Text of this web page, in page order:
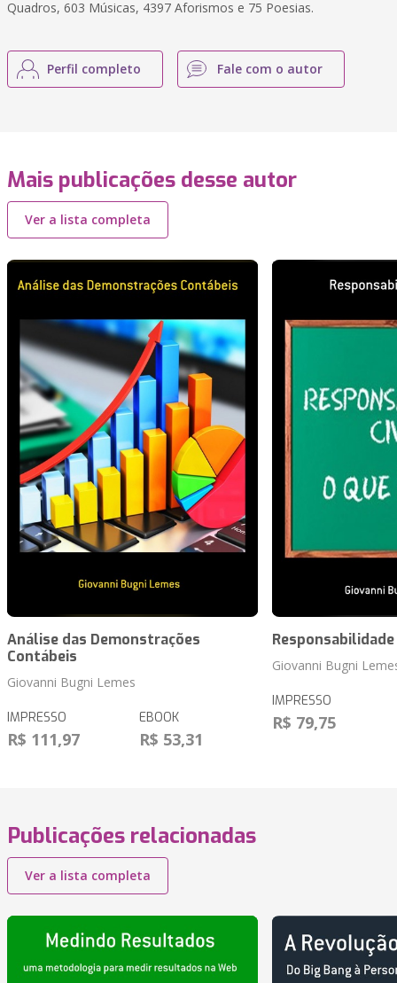
Quadros, 603 Músicas, 4397 Aforismos e 75 Poesias.
Perfil completo Fale com o autor
Mais publicações desse autor
Ver a lista completa
Análise das Demonstrações
Contábeis
Giovanni Bugni Lemes
IMPRESSO
R$ 111,97
EBOOK
R$ 53,31
Giovanni Bugni
IMPRESSO
R$ 79,75
Publicações relacionadas
Ver a lista completa